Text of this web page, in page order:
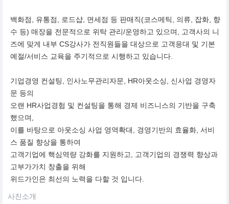
백화점, 유통점, 로드샵, 면세점 등 판매직(코스메틱, 의류, 잡화, 향
수 등) 매장을 전문적으로 위탁 관리/운영하고 있으며, 고객사의 니
즈에 맞게 내부 CS강사가 전직원들을 대상으로 고객응대 및 기본
예절/서비스 교육을 주기적으로 시행하고 있습니다.
기업경영 컨설팅, 인사노무관리자문, HR아웃소싱, 신사업 경영자
문 등의
오랜 HR사업경험 및 컨설팅을 통해 경제 비즈니스의 기반을 구축
했으며,
이를 바탕으로 아웃소싱 사업 영역확대, 경영기반의 효율화, 서비
스 품질 향상을 통하여
고객기업에 핵심역량 강화를 지원하고, 고객기업의 경쟁력 향상과
고부가가치 창출을 위해
위드가인은 최선의 노력을 다할 것 입니다.
사진소개